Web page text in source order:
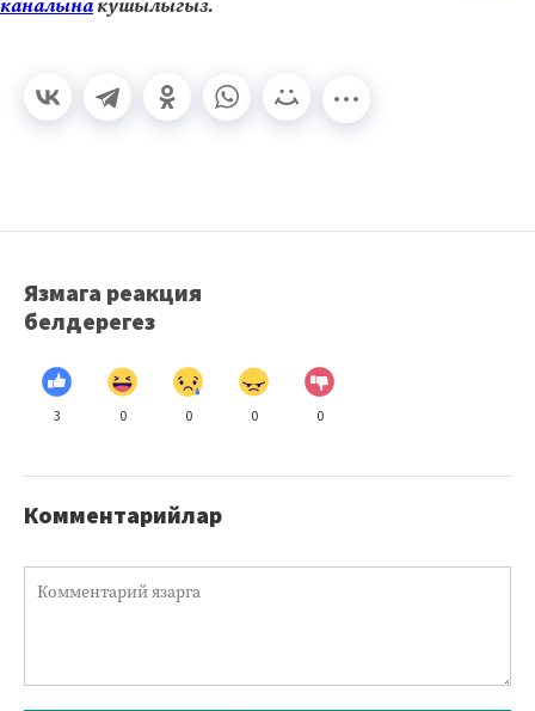
каналынакушылыгыз.
Язмага реакция
белдерегез
3 0 0 0 0
Комментарийлар